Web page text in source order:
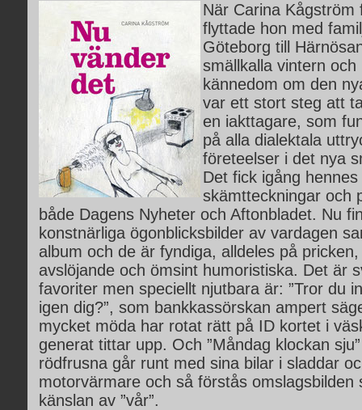
När Carina Kågström
flyttade hon med
Göteborg till
smällkalla vintern och
kännedom om den
var ett stort steg att
en iakttagare, som
på alla dialektala
företeelser i det nya
Det fick igång
skämtteckningar och
både Dagens Nyheter och Aftonbladet. Nu
konstnärliga ögonblicksbilder av vardagen
album och de är fyndiga, alldeles på
avslöjande och ömsint humoristiska. Det är
favoriter men speciellt njutbara är: ”Tror du
igen dig?”, som bankkassörskan ampert
mycket möda har rotat rätt på ID kortet i
generat tittar upp. Och ”Måndag klockan
rödfrusna går runt med sina bilar i sladdar
motorvärmare och så förstås omslagsbilden
känslan av ”vår”.